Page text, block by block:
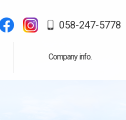
058-247-5778
Company info.
会社案内